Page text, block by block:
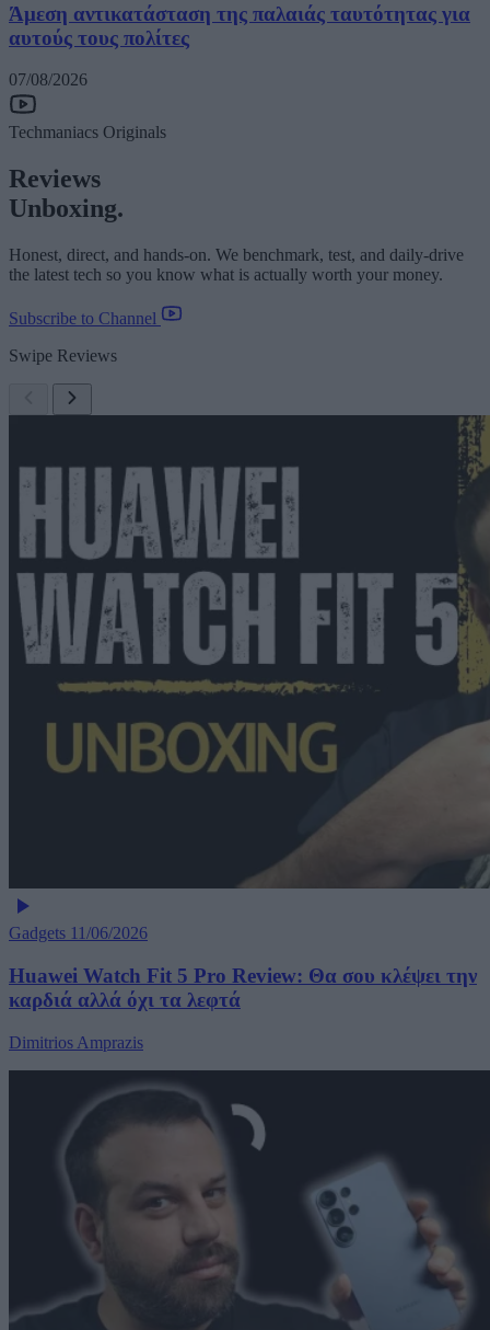
Άμεση αντικατάσταση της παλαιάς ταυτότητας για
αυτούς τους πολίτες
07/08/2026
Techmaniacs Originals
Reviews
Unboxing.
Honest, direct, and hands-on. We benchmark, test, and daily-drive
the latest tech so you know what is actually worth your money.
Subscribe to Channel
Swipe Reviews
Gadgets 11/06/2026
Huawei Watch Fit 5 Pro Review: Θα σου κλέψει την
καρδιά αλλά όχι τα λεφτά
Dimitrios Amprazis